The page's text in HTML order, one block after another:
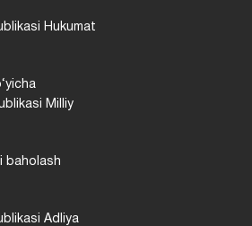
Hukumat
Milliy
baholash
Adliya